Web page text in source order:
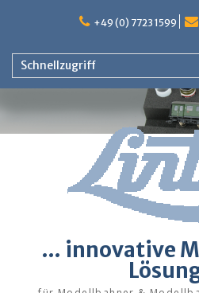
+49 (0) 7723 1599
Schnellzugriff
… innovative